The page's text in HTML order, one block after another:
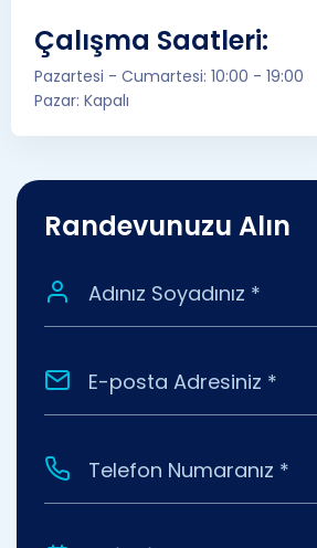
Çalışma Saatleri:
Pazartesi - Cumartesi: 10:00 - 19:00
Pazar: Kapalı
Randevunuzu Alın